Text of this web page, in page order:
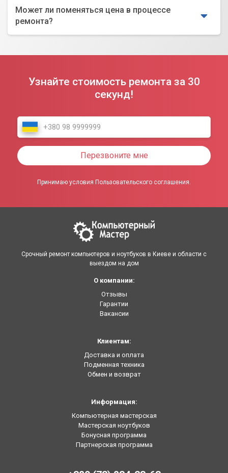
Может ли поменяться цена в процессе
ремонта?
Узнайте стоимость ремонта за 30
секунд!
Перезвоните мне
Принимаю условия Пользовательского соглашения.
Срочный ремонт компьютеров и ноутбуков в Киеве и области с
выездом на дом
О компании:
Отзывы
Гарантии
Вакансии
Клиентам:
Доставка и оплата
Подменная техника
Обмен и возврат
Информация:
Компьютерная мастерская
Мастерская ноутбуков
Бонусная программа
Партнерская программа